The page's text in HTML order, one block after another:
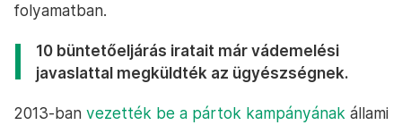
folyamatban.
10 büntetőeljárás iratait már vádemelési
javaslattal megküldték az ügyészségnek.
2013-ban vezették be a pártok kampányának állami